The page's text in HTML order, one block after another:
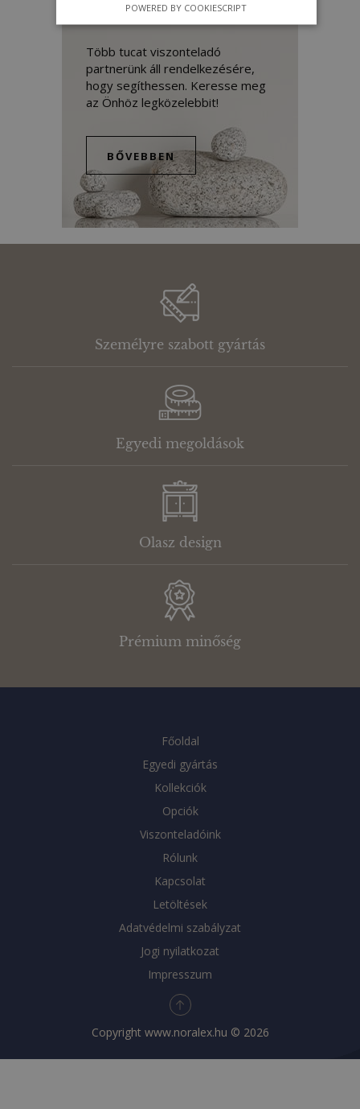
Viszonteladóink
Több tucat viszonteladó
partnerünk áll rendelkezésére,
hogy segíthessen. Keresse meg
az Önhöz legközelebbit!
BŐVEBBEN
Személyre szabott gyártás
Egyedi megoldások
Olasz design
Prémium minőség
Főoldal
Egyedi gyártás
Kollekciók
Opciók
Viszonteladóink
Rólunk
Kapcsolat
Letöltések
Adatvédelmi szabályzat
Jogi nyilatkozat
Impresszum
Copyright www.noralex.hu © 2026
POWERED BY COOKIESCRIPT